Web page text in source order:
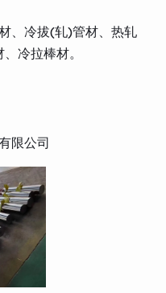
、冷拔(轧)管材、热轧
冷拉棒材。
限公司